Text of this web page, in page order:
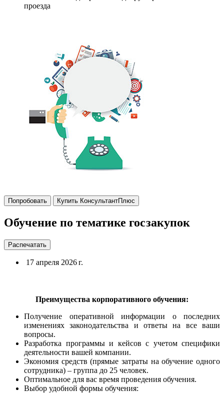
проезда
Попробовать Купить КонсультантПлюс
Обучение по тематике госзакупок
Распечатать
17 апреля 2026 г.
Преимущества корпоративного обучения:
Получение оперативной информации о последних
изменениях законодательства и ответы на все ваши
вопросы.
Разработка программы и кейсов с учетом специфики
деятельности вашей компании.
Экономия средств (прямые затраты на обучение одного
сотрудника) – группа до 25 человек.
Оптимальное для вас время проведения обучения.
Выбор удобной формы обучения: